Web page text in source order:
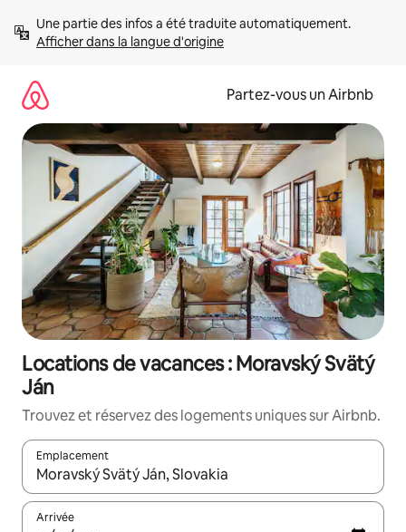
directement
Afficher dans la langue d'origine
Partez-vous un Airbnb
Locations de vacances : Moravský Svätý
Ján
Trouvez et réservez des logements uniques sur Airbnb.
Emplacement
Quand les résultats sont affichés, parcourez-les en utilisant
Arrivée